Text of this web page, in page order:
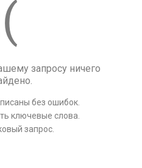
запросу ничего
без ошибок.
ключевые слова.
запрос.